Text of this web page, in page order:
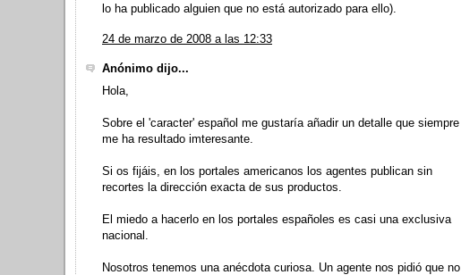
lo ha publicado alguien que no está autorizado para ello).
24 de marzo de 2008 a las 12:33
Anónimo dijo...
Hola,
Sobre el 'caracter' español me gustaría añadir un detalle que siempre
me ha resultado imteresante.
Si os fijáis, en los portales americanos los agentes publican sin
recortes la dirección exacta de sus productos.
El miedo a hacerlo en los portales españoles es casi una exclusiva
nacional.
Nosotros tenemos una anécdota curiosa. Un agente nos pidió que no